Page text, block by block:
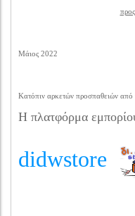
Μάιος 2022
Κατόπιν αρκετών προσπαθειών από
Η πλατφόρμα
didwstore